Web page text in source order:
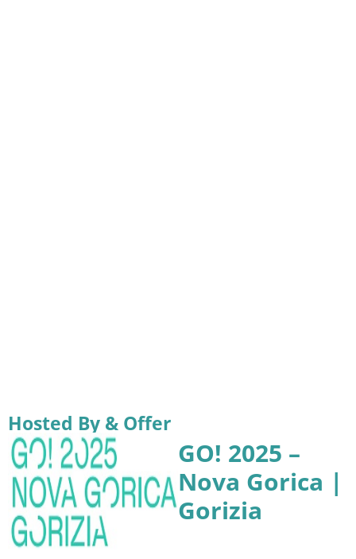
Hosted By & Offer
GO! 2025 –
Nova Gorica |
Gorizia